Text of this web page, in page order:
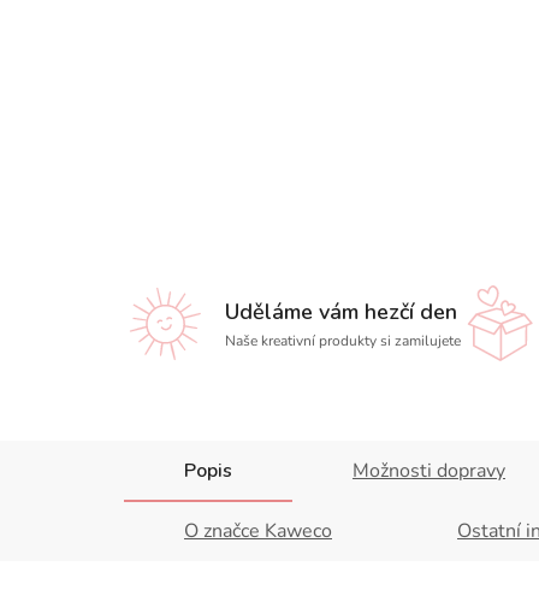
Uděláme vám hezčí den
Naše kreativní produkty si zamilujete
Popis Možnosti dopravy
O značce Kaweco Ostatní